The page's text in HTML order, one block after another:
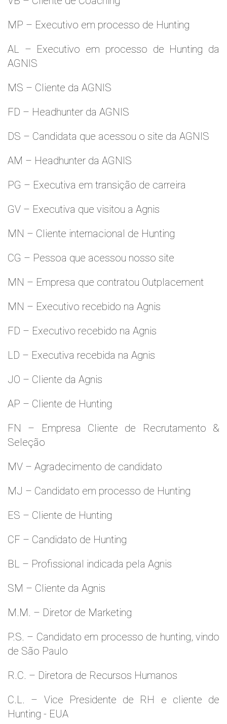
MP – Executivo em processo de Hunting
AL – Executivo em processo de Hunting da
AGNIS
MS – Cliente da AGNIS
FD – Headhunter da AGNIS
DS – Candidata que acessou o site da AGNIS
AM – Headhunter da AGNIS
PG – Executiva em transição de carreira
GV – Executiva que visitou a Agnis
MN – Cliente internacional de Hunting
CG – Pessoa que acessou nosso site
MN – Empresa que contratou Outplacement
MN – Executivo recebido na Agnis
FD – Executivo recebido na Agnis
LD – Executiva recebida na Agnis
JO – Cliente da Agnis
AP – Cliente de Hunting
FN – Empresa Cliente de Recrutamento &
Seleção
MV – Agradecimento de candidato
MJ – Candidato em processo de Hunting
ES – Cliente de Hunting
CF – Candidato de Hunting
BL – Profissional indicada pela Agnis
SM – Cliente da Agnis
M.M. – Diretor de Marketing
P.S. – Candidato em processo de hunting, vindo
de São Paulo
R.C. – Diretora de Recursos Humanos
C.L. – Vice Presidente de RH e cliente de
Hunting - EUA